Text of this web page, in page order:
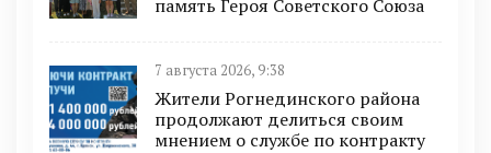
память Героя Советского Союза
7 августа 2026, 9:38
Жители Рогнединского района
продолжают делиться своим
мнением о службе по контракту